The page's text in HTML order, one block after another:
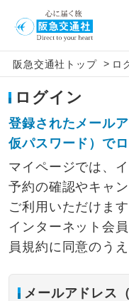
阪急交通社トップ > ロ
ログイン
登録されたメール
仮パスワード）で
マイページでは、
予約の確認やキャ
ご利用いただけます
インターネット会
員規約に同意のう
メールアドレス